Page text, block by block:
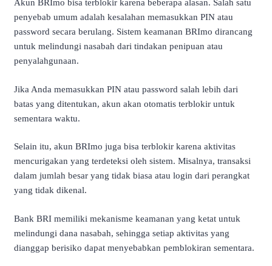
Akun BRImo bisa terblokir karena beberapa alasan. Salah satu
penyebab umum adalah kesalahan memasukkan PIN atau
password secara berulang. Sistem keamanan BRImo dirancang
untuk melindungi nasabah dari tindakan penipuan atau
penyalahgunaan.
Jika Anda memasukkan PIN atau password salah lebih dari
batas yang ditentukan, akun akan otomatis terblokir untuk
sementara waktu.
Selain itu, akun BRImo juga bisa terblokir karena aktivitas
mencurigakan yang terdeteksi oleh sistem. Misalnya, transaksi
dalam jumlah besar yang tidak biasa atau login dari perangkat
yang tidak dikenal.
Bank BRI memiliki mekanisme keamanan yang ketat untuk
melindungi dana nasabah, sehingga setiap aktivitas yang
dianggap berisiko dapat menyebabkan pemblokiran sementara.